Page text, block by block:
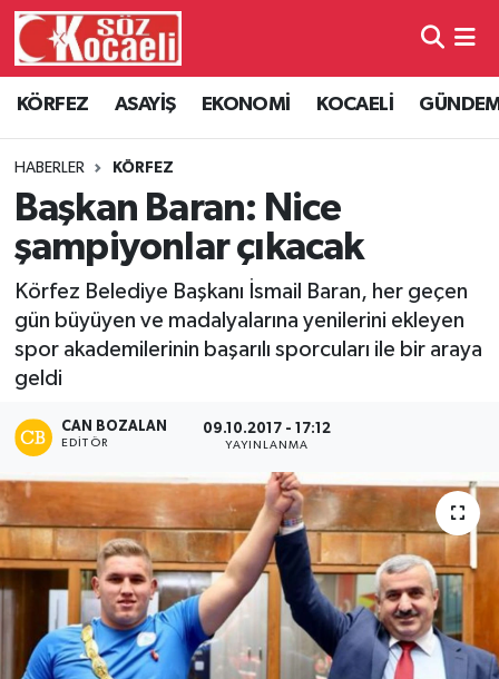
KÖRFEZ ASAYİŞ EKONOMİ KOCAELİ
HABERLER KÖRFEZ
Başkan Baran: Nice
şampiyonlar çıkacak
Körfez Belediye Başkanı İsmail Baran, her geçen
gün büyüyen ve madalyalarına yenilerini ekleyen
spor akademilerinin başarılı sporcuları ile bir araya
geldi
CAN BOZALAN
EDITÖR
09.10.2017 - 17:12
YAYINLANMA
Kocaeli Hava Durumu
Kocaeli Namaz Vakitleri
Kocaeli Trafik Yoğunluk Haritası
Süper Lig Puan Durumu ve Fikstür
Tüm Manşetler
Son Dakika Haberleri
Haber Arşivi